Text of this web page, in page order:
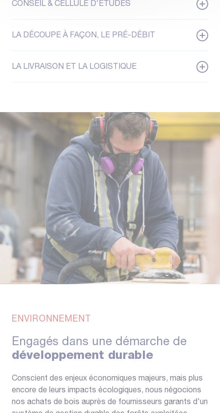
CONSEIL & CELLULE D'ÉTUDES
LA DÉCOUPE À FAÇON, LE PRÉ-DÉBIT
LA LIVRAISON ET LA LOGISTIQUE
Engagés dans une démarche de
développement durable
Conscient des enjeux économiques majeurs, mais plus
encore de leurs impacts écologiques, nous négocions
nos achats de bois auprès de fournisseurs garants d'un